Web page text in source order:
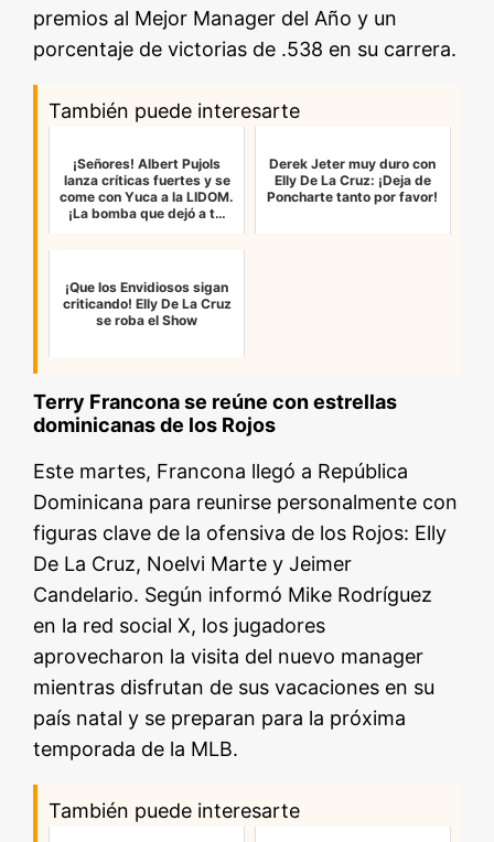
premios al Mejor Manager del Año y un
porcentaje de victorias de .538 en su carrera.
También puede interesarte
¡Señores! Albert Pujols
lanza críticas fuertes y se
come con Yuca a la LIDOM.
¡La bomba que dejó a t…
Derek Jeter muy duro con
Elly De La Cruz: ¡Deja de
Poncharte tanto por favor!
¡Que los Envidiosos sigan
criticando! Elly De La Cruz
se roba el Show
Terry Francona se reúne con estrellas
dominicanas de los Rojos
Este martes, Francona llegó a República
Dominicana para reunirse personalmente con
figuras clave de la ofensiva de los Rojos: Elly
De La Cruz, Noelvi Marte y Jeimer
Candelario. Según informó Mike Rodríguez
en la red social X, los jugadores
aprovecharon la visita del nuevo manager
mientras disfrutan de sus vacaciones en su
país natal y se preparan para la próxima
temporada de la MLB.
También puede interesarte